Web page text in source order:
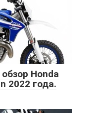
Honda
2022 года.